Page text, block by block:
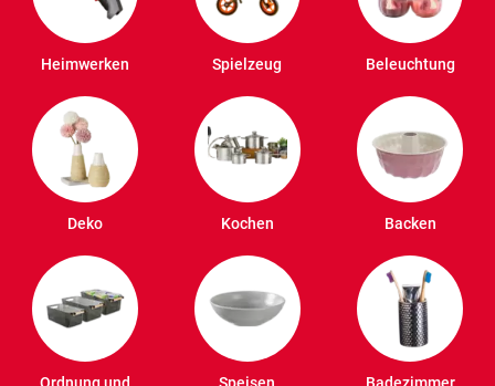
Heimwerken Spielzeug Beleuchtung
Deko Kochen Backen